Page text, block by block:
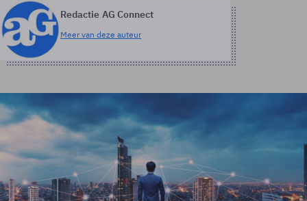
Redactie AG Connect
Meer van deze auteur